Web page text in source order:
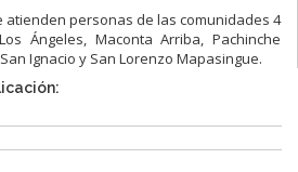
atienden personas de las comunidades 4
Ángeles, Maconta Arriba, Pachinche
Ignacio y San Lorenzo Mapasingue.